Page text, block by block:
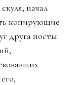
начал
копирующие
друга посты